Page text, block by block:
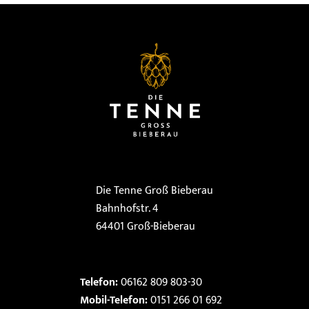
Die Tenne Groß Bieberau
Bahnhofstr. 4
64401 Groß-Bieberau
Telefon:06162 809 803-30
Mobil-Telefon:0151 266 01 692